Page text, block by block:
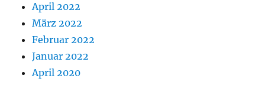
April 2022
März 2022
Februar 2022
Januar 2022
April 2020